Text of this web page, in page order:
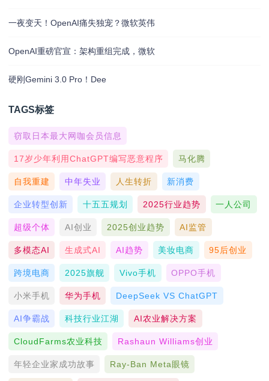
一夜变天！OpenAI痛失独宠？微软英伟
OpenAI重磅官宣：架构重组完成，微软
硬刚Gemini 3.0 Pro！Dee
TAGS标签
窃取日本最大网咖会员信息
17岁少年利用ChatGPT编写恶意程序 马化腾
自我重建 中年失业 人生转折 新消费
企业转型创新 十五五规划 2025行业趋势 一人公司
超级个体 AI创业 2025创业趋势 AI监管
多模态AI 生成式AI AI趋势 美妆电商 95后创业
跨境电商 2025旗舰 Vivo手机 OPPO手机
小米手机 华为手机 DeepSeek VS ChatGPT
AI争霸战 科技行业江湖 AI农业解决方案
CloudFarms农业科技 Rashaun Williams创业
年轻企业家成功故事 Ray-Ban Meta眼镜